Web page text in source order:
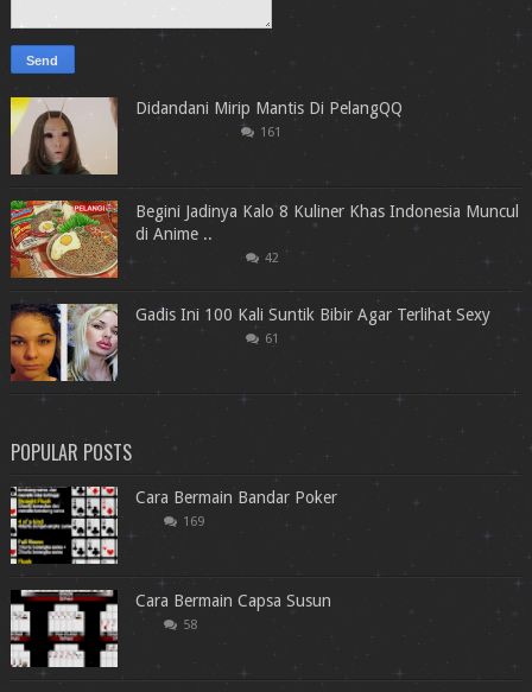
Didandani Mirip Mantis Di PelangQQ
161
Begini Jadinya Kalo 8 Kuliner Khas Indonesia Muncul
di Anime ..
42
Gadis Ini 100 Kali Suntik Bibir Agar Terlihat Sexy
61
POPULAR POSTS
Cara Bermain Bandar Poker
169
Cara Bermain Capsa Susun
58